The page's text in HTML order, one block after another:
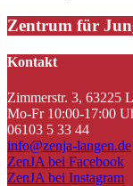
Zentrum für
Kontakt
Zimmerstr. 3, 63225
Mo-Fr 10:00-17:00
06103 5 33 44
info@zenja-langen.de
ZenJA bei Facebook
ZenJA bei Instagram